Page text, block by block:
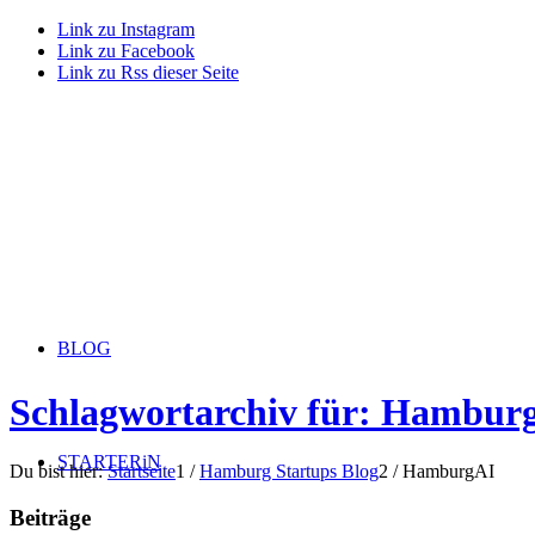
Link zu Instagram
Link zu Facebook
Link zu Rss dieser Seite
BLOG
STARTERiN
Schlagwortarchiv für:
Du bist hier: Startseite1 / Hamburg Startups Blog2 / HamburgAI
Beiträge